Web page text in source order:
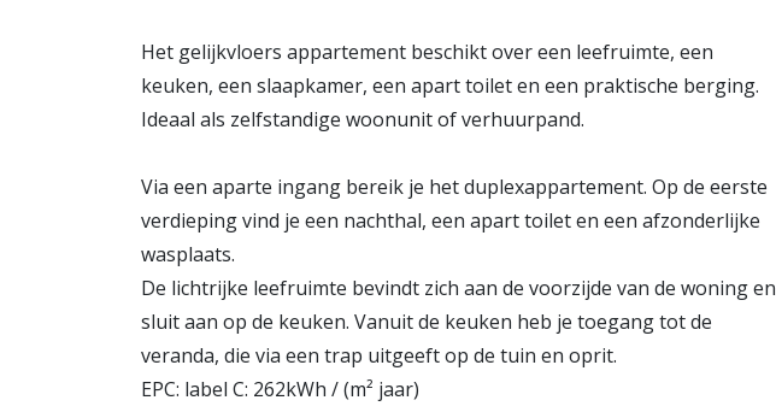
Het gelijkvloers appartement beschikt over een leefruimte, een
keuken, een slaapkamer, een apart toilet en een praktische berging.
Ideaal als zelfstandige woonunit of verhuurpand.
Via een aparte ingang bereik je het duplexappartement. Op de eerste
verdieping vind je een nachthal, een apart toilet en een afzonderlijke
wasplaats.
De lichtrijke leefruimte bevindt zich aan de voorzijde van de woning en
sluit aan op de keuken. Vanuit de keuken heb je toegang tot de
veranda, die via een trap uitgeeft op de tuin en oprit.
EPC: label C: 262kWh / (m² jaar)